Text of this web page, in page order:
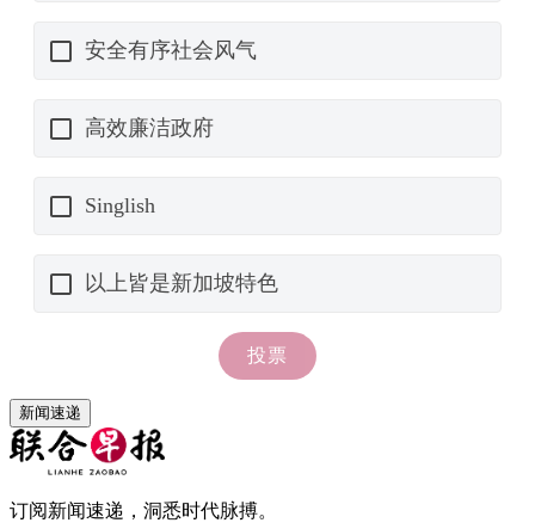
新闻速递
订阅新闻速递，洞悉时代脉搏。